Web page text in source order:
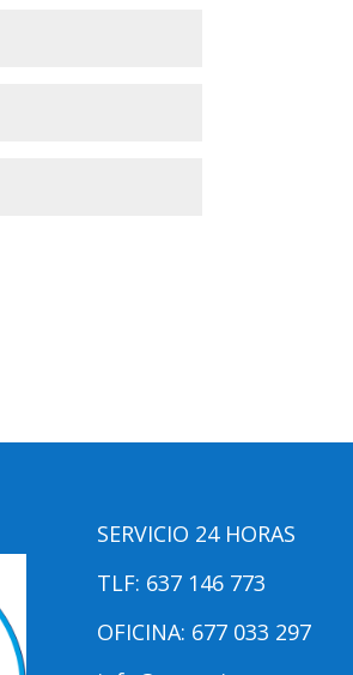
SERVICIO 24 HORAS
TLF: 637 146 773
OFICINA: 677 033 297